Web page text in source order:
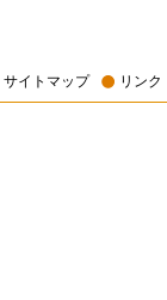
サイトマップ リンク